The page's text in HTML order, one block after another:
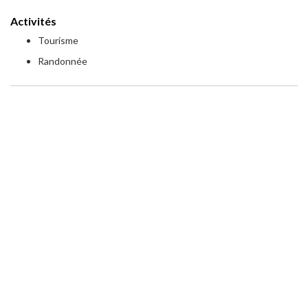
Activités
Tourisme
Randonnée